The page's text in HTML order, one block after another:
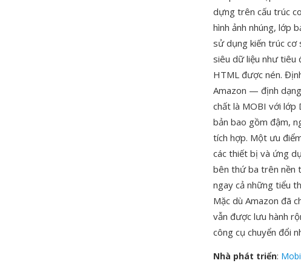
dựng trên cấu trúc
hình ảnh nhúng, lớp
sử dụng kiến trúc cơ
siêu dữ liệu như tiêu
HTML được nén.
Amazon — định
chất là MOBI với lớp
bản bao gồm đậm,
tích hợp. Một ưu
các thiết bị và ứng
bên thứ ba trên nền
ngay cả những tiểu
Mặc dù Amazon đã
vẫn được lưu hành
công cụ chuyển đổi
Nhà phát triển: